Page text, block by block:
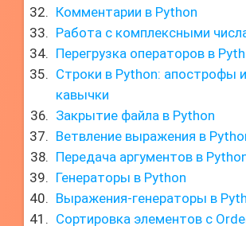
Комментарии в Python
Работа с комплексными
Перегрузка операторов в
Строки в Python: апострофы и
кавычки
Закрытие файла в Python
Ветвление выражения в
Передача аргументов в
Генераторы в Python
Выражения-генераторы в
Сортировка элементов с